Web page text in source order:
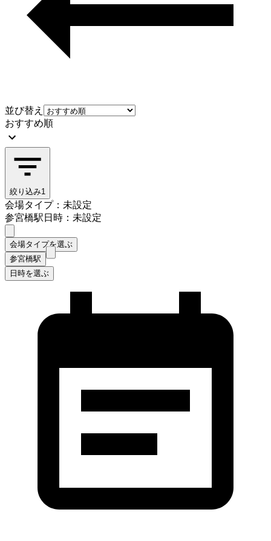
並び替え
おすすめ順
絞り込み1
会場タイプ：未設定
参宮橋駅日時：未設定
会場タイプを選ぶ
参宮橋駅
日時を選ぶ